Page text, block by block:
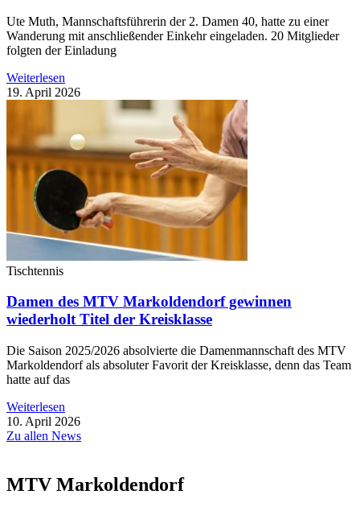
Ute Muth, Mannschaftsführerin der 2. Damen 40, hatte zu einer
Wanderung mit anschließender Einkehr eingeladen. 20 Mitglieder
folgten der Einladung
Weiterlesen
19. April 2026
Tischtennis
Damen des MTV Markoldendorf gewinnen
wiederholt Titel der Kreisklasse
Die Saison 2025/2026 absolvierte die Damenmannschaft des MTV
Markoldendorf als absoluter Favorit der Kreisklasse, denn das Team
hatte auf das
Weiterlesen
10. April 2026
Zu allen News
MTV Markoldendorf